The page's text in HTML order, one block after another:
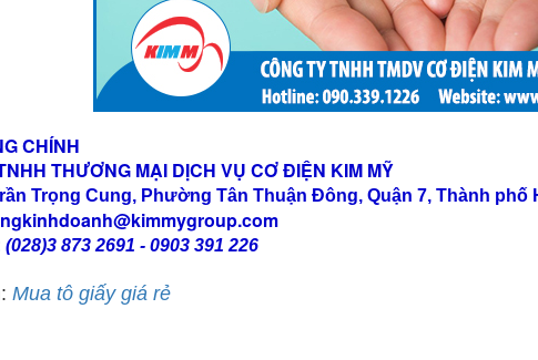
CHÍNH
THƯƠNG MẠI DỊCH VỤ CƠ ĐIỆN KIM MỸ
Trọng Cung, Phường Tân Thuận Đông, Quận 7, Thành phố
(028)3 873 2691 - 0903 391 226
Mua tô giấy giá rẻ